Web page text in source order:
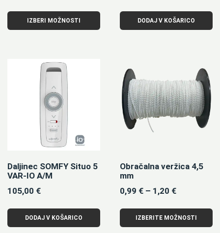
IZBERI MOŽNOSTI DODAJ V KOŠARICO
Daljinec SOMFY Situo 5
VAR-IO A/M
105,00 €
DODAJ V KOŠARICO
Obračalna veržica 4,5
mm
0,99 € – 1,20 €
IZBERITE MOŽNOSTI